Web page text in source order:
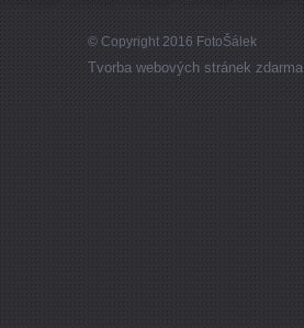
© Copyright 2016 FotoŠálek
Tvorba webových stránek zdarma